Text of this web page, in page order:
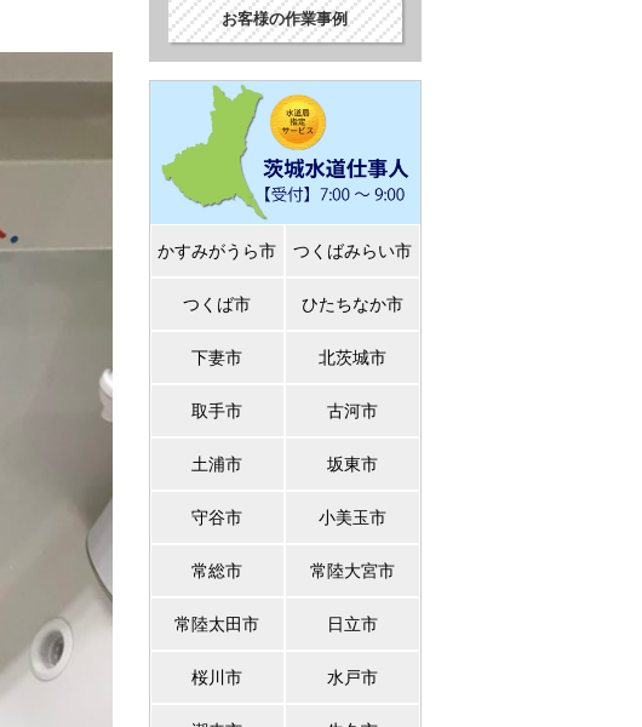
お客様の作業事例
かすみがうら市 つくばみらい市
つくば市 ひたちなか市
下妻市 北茨城市
取手市 古河市
土浦市 坂東市
守谷市 小美玉市
常総市 常陸大宮市
常陸太田市 日立市
桜川市 水戸市